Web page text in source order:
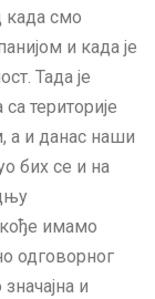
када смо
и када је
Тада је
територије
а и данас наши
бих се и на
имамо
одговорног
и